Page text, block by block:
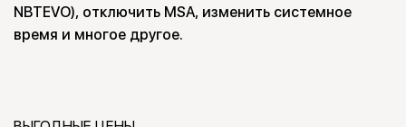
NBTEVO), отключить MSA, изменить системное
время и многое другое.